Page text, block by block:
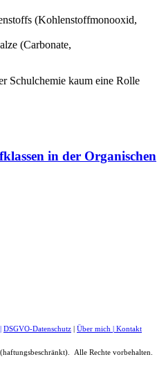
(Kohlenstoffmonooxid,
(Carbonate,
Schulchemie kaum eine Rolle
in der Organischen
DSGVO-Datenschutz Über mich Kontakt
Alle Rechte vorbehalten.